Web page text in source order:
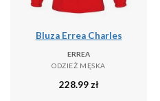
Bluza Errea Charles
ERREA
ODZIEŻ MĘSKA
228.99 zł